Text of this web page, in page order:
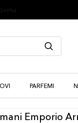
PARFEMI
Emporio